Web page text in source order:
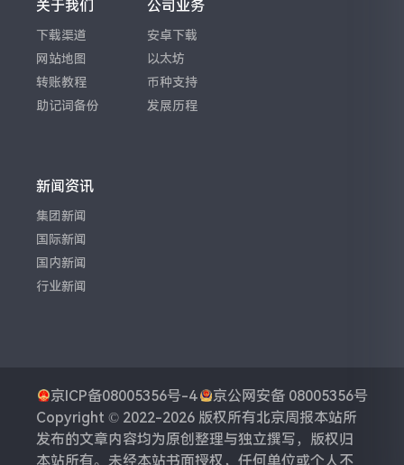
关于我们
下载渠道
网站地图
转账教程
助记词备份
公司业务
安卓下载
以太坊
币种支持
发展历程
新闻资讯
集团新闻
国际新闻
国内新闻
行业新闻
京ICP备08005356号-4
京公网安备 08005356号
Copyright © 2022-2026 版权所有北京周报本站所
发布的文章内容均为原创整理与独立撰写，版权归
本站所有。未经本站书面授权，任何单位或个人不